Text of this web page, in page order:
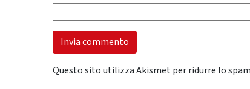
Questo sito utilizza Akismet per ridurre lo